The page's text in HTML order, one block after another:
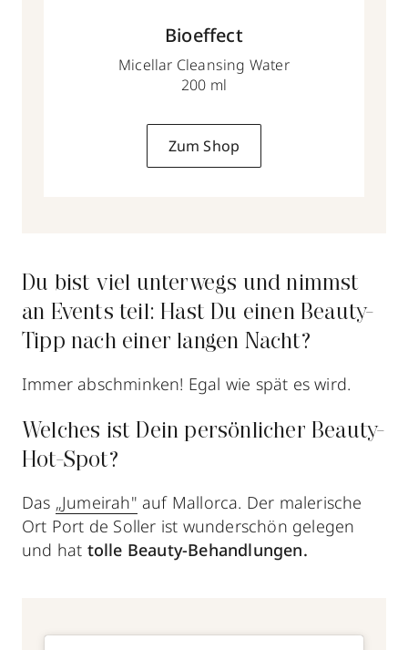
Bioeffect
Micellar Cleansing Water
200 ml
Zum Shop
Du bist viel unterwegs und nimmst
an Events teil: Hast Du einen Beauty-
Tipp nach einer langen Nacht?
Immer abschminken! Egal wie spät es wird.
Welches ist Dein persönlicher Beauty-
Hot-Spot?
Das „Jumeirah" auf Mallorca. Der malerische
Ort Port de Soller ist wunderschön gelegen
und hat tolle Beauty-Behandlungen.